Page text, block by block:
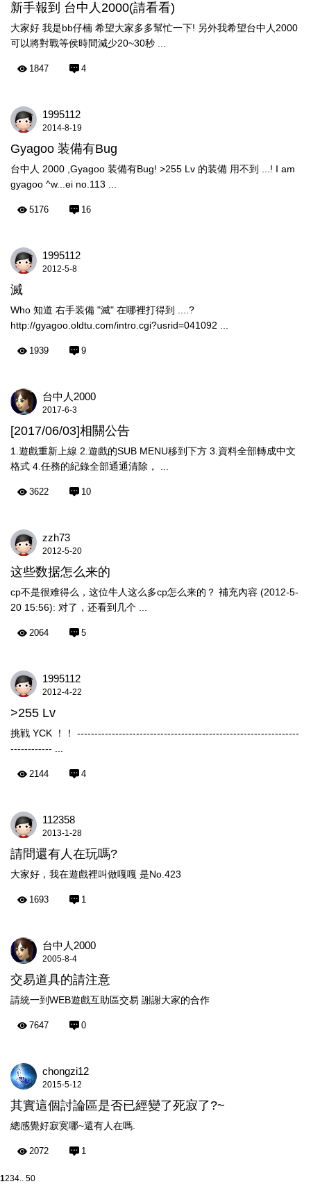
新手報到 台中人2000(請看看)
大家好 我是bb仔楠 希望大家多多幫忙一下! 另外我希望台中人2000
可以將對戰等侯時間減少20~30秒 ...
1847 4
1995112
2014-8-19
Gyagoo 装備有Bug
台中人 2000 ,Gyagoo 装備有Bug! >255 Lv 的装備 用不到 ...! I am
gyagoo ^w...ei no.113 ...
5176 16
1995112
2012-5-8
滅
Who 知道 右手装備 "滅" 在哪裡打得到 ....?
http://gyagoo.oldtu.com/intro.cgi?usrid=041092 ...
1939 9
台中人2000
2017-6-3
[2017/06/03]相關公告
1.遊戲重新上線 2.遊戲的SUB MENU移到下方 3.資料全部轉成中文
格式 4.任務的紀錄全部通通清除， ...
3622 10
zzh73
2012-5-20
这些数据怎么来的
cp不是很难得么，这位牛人这么多cp怎么来的？ 補充內容 (2012-5-
20 15:56): 对了，还看到几个 ...
2064 5
1995112
2012-4-22
>255 Lv
挑戦 YCK ！！ ----------------------------------------------------------------
------------ ...
2144 4
112358
2013-1-28
請問還有人在玩嗎?
大家好，我在遊戲裡叫做嘎嘎 是No.423
1693 1
台中人2000
2005-8-4
交易道具的請注意
請統一到WEB遊戲互助區交易 謝謝大家的合作
7647 0
chongzi12
2015-5-12
其實這個討論區是否已經變了死寂了?~
總感覺好寂寞哪~還有人在嗎.
2072 1
1234.. 50